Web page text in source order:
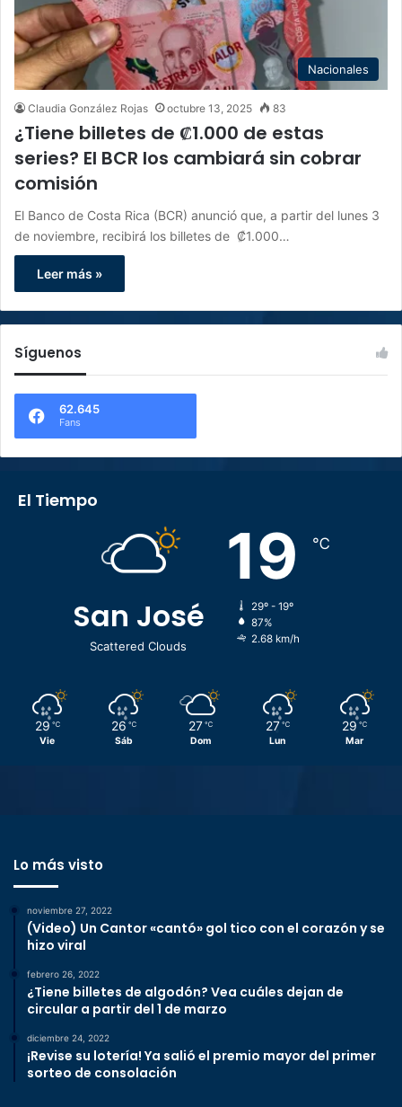
Nacionales
Claudia González Rojas octubre 13, 2025 83
¿Tiene billetes de ₡1.000 de estas
series? El BCR los cambiará sin cobrar
comisión
El Banco de Costa Rica (BCR) anunció que, a partir del lunes 3
de noviembre, recibirá los billetes de ₡1.000…
Leer más »
Síguenos
62.645
Fans
El Tiempo
San José
Scattered Clouds
19 ℃
29º - 19º
87%
2.68 km/h
29 ℃
Vie
26 ℃
Sáb
27 ℃
Dom
27 ℃
Lun
29 ℃
Mar
Lo más visto
noviembre 27, 2022
(Video) Un Cantor «cantó» gol tico con el corazón y se
hizo viral
febrero 26, 2022
¿Tiene billetes de algodón? Vea cuáles dejan de
circular a partir del 1 de marzo
diciembre 24, 2022
¡Revise su lotería! Ya salió el premio mayor del primer
sorteo de consolación